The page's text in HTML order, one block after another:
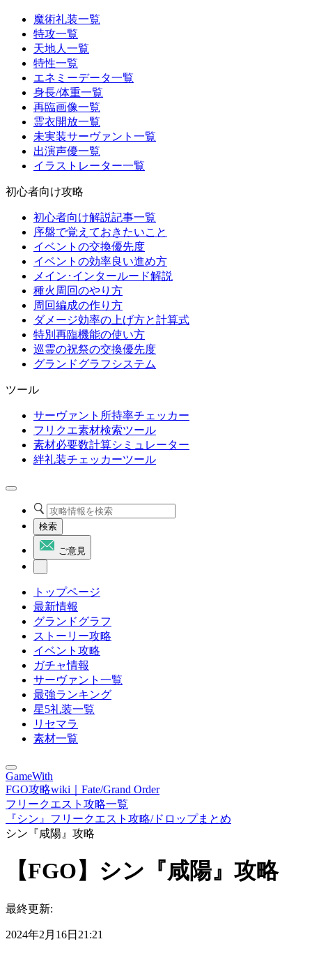
魔術礼装一覧
特攻一覧
天地人一覧
特性一覧
エネミーデータ一覧
身長/体重一覧
再臨画像一覧
霊衣開放一覧
未実装サーヴァント一覧
出演声優一覧
イラストレーター一覧
初心者向け攻略
初心者向け解説記事一覧
序盤で覚えておきたいこと
イベントの交換優先度
イベントの効率良い進め方
メイン･インタールード解説
種火周回のやり方
周回編成の作り方
ダメージ効率の上げ方と計算式
特別再臨機能の使い方
巡霊の祝祭の交換優先度
グランドグラフシステム
ツール
サーヴァント所持率チェッカー
フリクエ素材検索ツール
素材必要数計算シミュレーター
絆礼装チェッカーツール
検索
ご意見
トップページ
最新情報
グランドグラフ
ストーリー攻略
イベント攻略
ガチャ情報
サーヴァント一覧
最強ランキング
星5礼装一覧
リセマラ
素材一覧
GameWith
FGO攻略wiki｜Fate/Grand Order
フリークエスト攻略一覧
『シン』フリークエスト攻略/ドロップまとめ
シン『咸陽』攻略
【FGO】シン『咸陽』攻略
最終更新:
2024年2月16日21:21